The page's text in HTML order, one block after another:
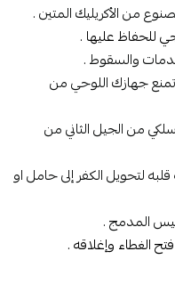
من الأكريليك المتين .
للحفاظ عليها .
والسقوط .
تمنع جهازك اللوحي من
من الجيل الثاني من
قلبه لتحويل الكفر إلى حامل او
المدمج .
الغطاء وإغلاقه .